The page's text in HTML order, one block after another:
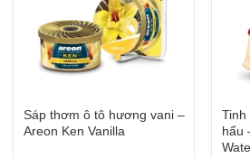
Sáp thơm ô tô hương vani –
Areon Ken Vanilla
hấu